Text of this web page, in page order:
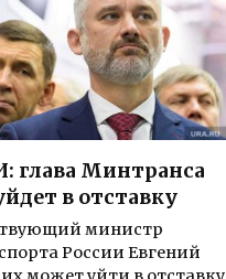
глава Минтранса
в отставку
министр
России Евгений